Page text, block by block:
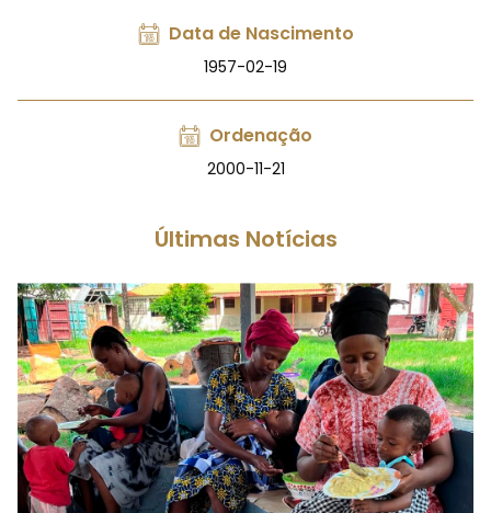
Data de Nascimento
1957-02-19
Ordenação
2000-11-21
Últimas Notícias